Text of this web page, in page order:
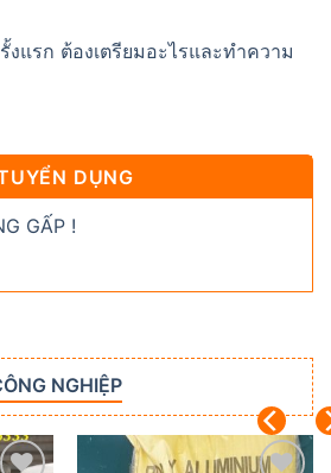
แรก ต้องเตรียมอะไรและทำความ
DỤNG
GẤP !
NGHIỆP